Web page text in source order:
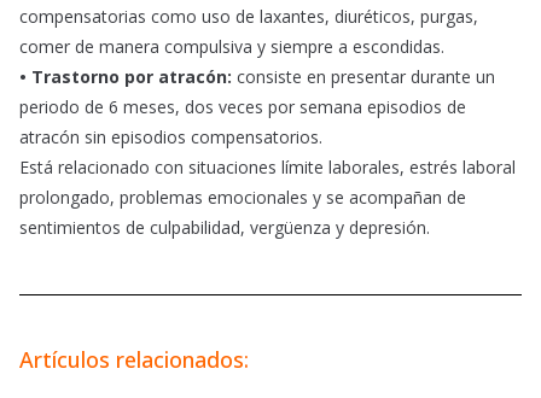
compensatorias como uso de laxantes, diuréticos, purgas,
comer de manera compulsiva y siempre a escondidas.
• Trastorno por atracón: consiste en presentar durante un
periodo de 6 meses, dos veces por semana episodios de
atracón sin episodios compensatorios.
Está relacionado con situaciones límite laborales, estrés laboral
prolongado, problemas emocionales y se acompañan de
sentimientos de culpabilidad, vergüenza y depresión.
Artículos relacionados: